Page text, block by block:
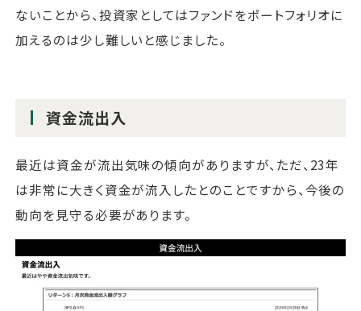
ないことから、投資家としてはファンドをポートフォリオに
加えるのは少し難しいと感じました。
資金流出入
最近は資金が流出気味の傾向がありますが、ただ、23年
は非常に大きく資金が流入したとのことですから、今後の
動向を見守る必要があります。